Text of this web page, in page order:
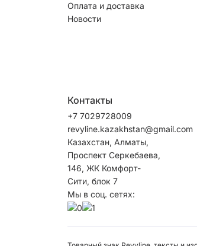
Оплата и доставка
Новости
Контакты
+7 7029728009
revyline.kazakhstan@gmail.com
Казахстан, Алматы,
Проспект Серкебаева,
146, ЖК Комфорт-
Сити, блок 7
Мы в соц. сетях: